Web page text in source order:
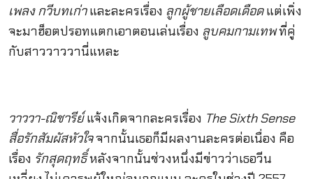
เพลง กวีบทเก่าและละครเรื่อง ลูกผู้ชายเลือดเดือดแต่เพิ่ง
จะมาฮ็อตปรอทแตกเอาตอนเล่นเรื่อง ลูบคมกามเทพที่คู่
กับสาววาววานี่แหละ
วาววา-ณิชารีย์แจ้งเกิดจากละครเรื่อง The Sixth Sense
สื่อรักสัมผัสหัวใจจากนั้นเธอก็มีผลงานละครต่อเนื่อง คือ
เรื่อง รักสุดฤทธิ์หลังจากนั้นช่วงหนึ่งมีข่าวว่าเธอวีน